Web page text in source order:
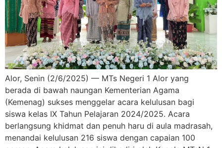
Alor, Senin (2/6/2025) — MTs Negeri 1 Alor yang
berada di bawah naungan Kementerian Agama
(Kemenag) sukses menggelar acara kelulusan bagi
siswa kelas IX Tahun Pelajaran 2024/2025. Acara
berlangsung khidmat dan penuh haru di aula madrasah,
menandai kelulusan 216 siswa dengan capaian 100